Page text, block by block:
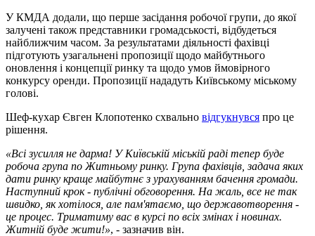
У КМДА додали, що перше засідання робочої групи, до якої
залучені також представники громадськості, відбудеться
найближчим часом. За результатами діяльності фахівці
підготують узагальнені пропозиції щодо майбутнього
оновлення і концепції ринку та щодо умов ймовірного
конкурсу оренди. Пропозиції нададуть Київському міському
голові.
Шеф-кухар Євген Клопотенко схвально відгукнувся про це
рішення.
«Всі зусилля не дарма! У Київській міській раді тепер буде
робоча група по Житньому ринку. Група фахівців, задача яких
дати ринку краще майбутнє з урахуванням бачення громади.
Наступний крок - публічні обговорення. На жаль, все не так
швидко, як хотілося, але пам'ятаємо, що державотворення -
це процес. Триматиму вас в курсі по всіх змінах і новинах.
Житній буде жити!», - зазначив він.